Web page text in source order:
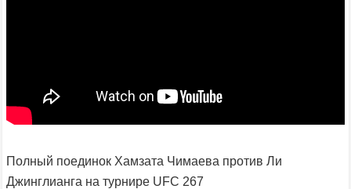
Полный поединок Хамзата Чимаева против Ли
Джинглианга на турнире UFC 267